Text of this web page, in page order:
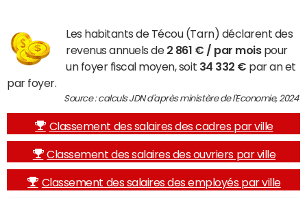
Les habitants de Técou (Tarn) déclarent des
revenus annuels de 2 861 € / par moispour
un foyer fiscal moyen, soit 34 332 € par an et
par foyer.
Source : calculs JDN d'après ministère de l'Economie, 2024
Classement des salaires des cadres par ville
Classement des salaires des ouvriers par ville
Classement des salaires des employés par ville